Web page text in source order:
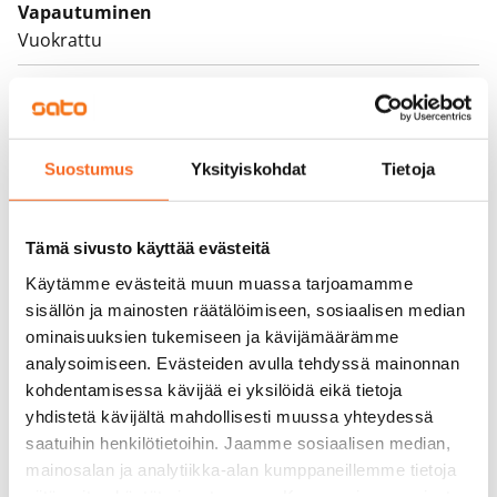
Suostumus Yksityiskohdat Tietoja
Tämä sivusto käyttää evästeitä
Käytämme evästeitä muun muassa tarjoamamme
sisällön ja mainosten räätälöimiseen, sosiaalisen median
ominaisuuksien tukemiseen ja kävijämäärämme
analysoimiseen. Evästeiden avulla tehdyssä mainonnan
kohdentamisessa kävijää ei yksilöidä eikä tietoja
yhdistetä kävijältä mahdollisesti muussa yhteydessä
saatuihin henkilötietoihin. Jaamme sosiaalisen median,
mainosalan ja analytiikka-alan kumppaneillemme tietoja
Vapautuminen
Vuokrattu
Kyllä
Vuokra
Vuokravakuus
0 €
Kotivakuutus
Pakollinen, ei sisälly vuokraan
Vesimaksu
27 €/hlö/kk
Sähkömaksu
Vuokralainen solmii itse sähkösopimuksen.